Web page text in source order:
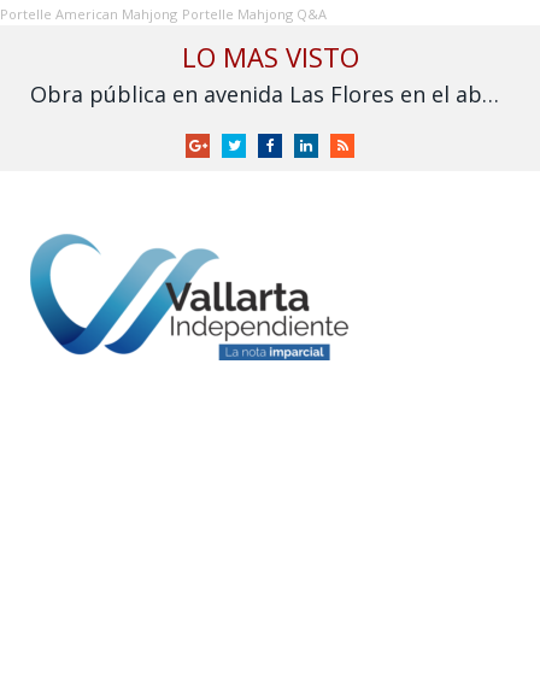
Portelle American Mahjong Portelle Mahjong Q&A
LO MAS VISTO
Obra pública en avenida Las Flores en el abandono
GoogleTwitterFacebookLinkedInRSS